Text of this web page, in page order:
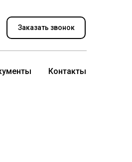
Заказать звонок
Контакты